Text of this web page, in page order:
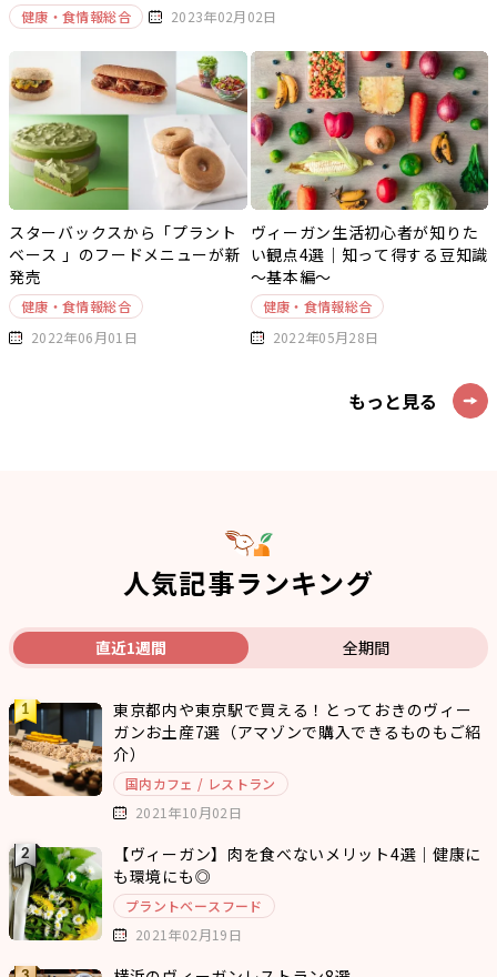
健康・食情報総合 2023年02月02日
スターバックスから「プラント
ベース 」のフードメニューが新
発売
健康・食情報総合
2022年06月01日
ヴィーガン生活初心者が知りた
い観点4選｜知って得する豆知識
～基本編～
健康・食情報総合
2022年05月28日
もっと見る
人気記事ランキング
直近1週間 全期間
東京都内や東京駅で買える！とっておきのヴィー
ガンお土産7選（アマゾンで購入できるものもご紹
介）
国内カフェ / レストラン
2021年10月02日
【ヴィーガン】肉を食べないメリット4選｜健康に
も環境にも◎
プラントベースフード
2021年02月19日